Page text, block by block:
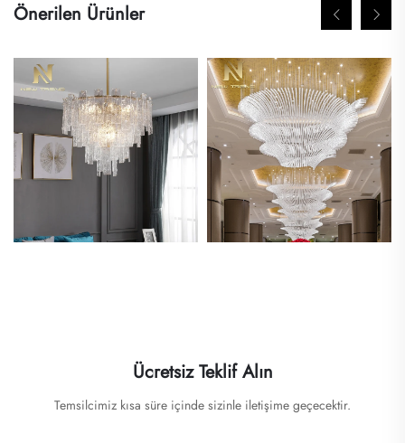
Önerilen Ürünler
Ücretsiz Teklif Alın
Temsilcimiz kısa süre içinde sizinle iletişime geçecektir.